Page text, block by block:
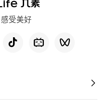
受美好